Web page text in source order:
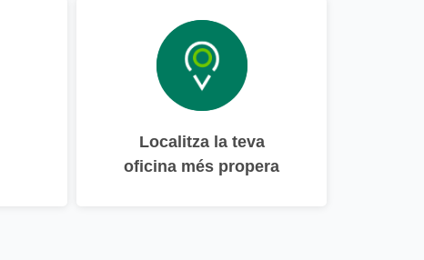
Localitza la teva
oficina més propera